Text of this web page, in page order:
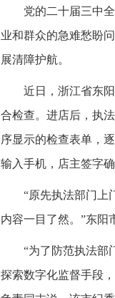
党的二十届三中
业和群众的急难愁盼
展清障护航。
近日，浙江省东
合检查。进店后，执
序显示的检查表单，
输入手机，店主签字
“原先执法部门上
内容一目了然。”东阳
“为了防范执法部
探索数字化监督手段